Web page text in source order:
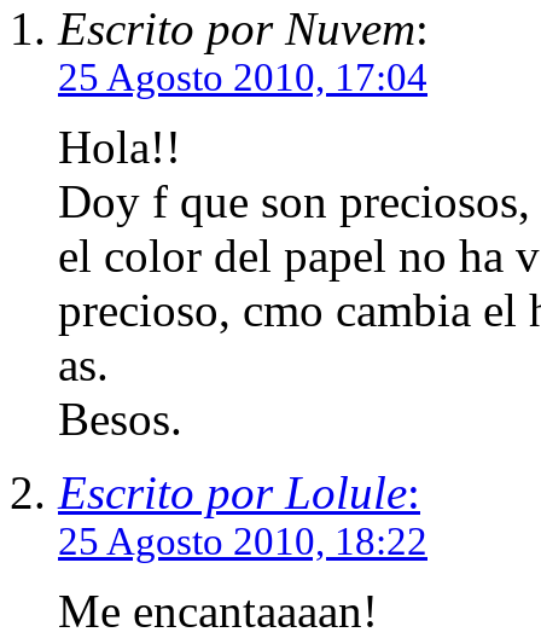
Escrito por Nuvem:
25 Agosto 2010, 17:04
Hola!!
Doy f que son
el color del papel no ha
precioso, cmo cambia el
as.
Besos.
Escrito por Lolule:
25 Agosto 2010, 18:22
Me encantaaaan!